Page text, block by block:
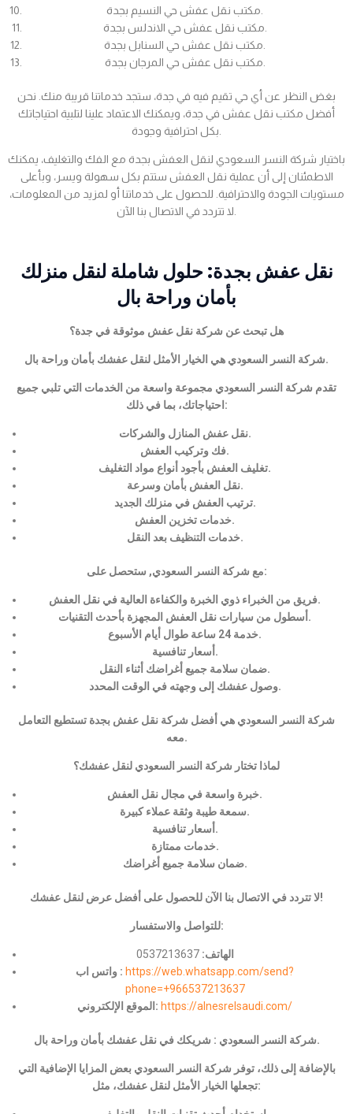
بغض النظر عن أي حي تقيم فيه في جدة، ستجد خدماتنا قريبة منك. نحن
أفضل مكتب نقل عفش في جدة، ويمكنك الاعتماد علينا لتلبية احتياجاتك
باختيار شركة النسر السعودي لنقل العفش بجدة مع الفك والتغليف، يمكنك
الاطمئنان إلى أن عملية نقل العفش ستتم بكل سهولة ويسر، وبأعلى
مستويات الجودة والاحترافية. للحصول على خدماتنا أو لمزيد من المعلومات،
نقل عفش بجدة: حلول شاملة لنقل منزلك
بأمان وراحة بال
هل تبحث عن شركة نقل عفش موثوقة في جدة؟
شركة النسر السعودي هي الخيار الأمثل لنقل عفشك بأمان وراحة بال.
تقدم شركة النسر السعودي مجموعة واسعة من الخدمات التي تلبي جميع
احتياجاتك، بما في ذلك:
نقل عفش المنازل والشركات.
فك وتركيب العفش.
تغليف العفش بأجود أنواع مواد التغليف.
نقل العفش بأمان وسرعة.
ترتيب العفش في منزلك الجديد.
خدمات تخزين العفش.
خدمات التنظيف بعد النقل.
مع شركة النسر السعودي, ستحصل على:
فريق من الخبراء ذوي الخبرة والكفاءة العالية في نقل العفش.
أسطول من سيارات نقل العفش المجهزة بأحدث التقنيات.
خدمة 24 ساعة طوال أيام الأسبوع.
أسعار تنافسية.
ضمان سلامة جميع أغراضك أثناء النقل.
وصول عفشك إلى وجهته في الوقت المحدد.
شركة النسر السعودي هي أفضل شركة نقل عفش بجدة تستطيع التعامل
معه.
لماذا تختار شركة النسر السعودي لنقل عفشك؟
خبرة واسعة في مجال نقل العفش.
سمعة طيبة وثقة عملاء كبيرة.
أسعار تنافسية.
خدمات ممتازة.
ضمان سلامة جميع أغراضك.
لا تتردد في الاتصال بنا الآن للحصول على أفضل عرض لنقل عفشك!
للتواصل والاستفسار:
الهاتف: 0537213637
واتس اب : https://web.whatsapp.com/send?
phone=+966537213637
الموقع الإلكتروني: https://alnesrelsaudi.com/
شركة النسر السعودي : شريكك في نقل عفشك بأمان وراحة بال.
بالإضافة إلى ذلك، توفر شركة النسر السعودي بعض المزايا الإضافية التي
تجعلها الخيار الأمثل لنقل عفشك، مثل: